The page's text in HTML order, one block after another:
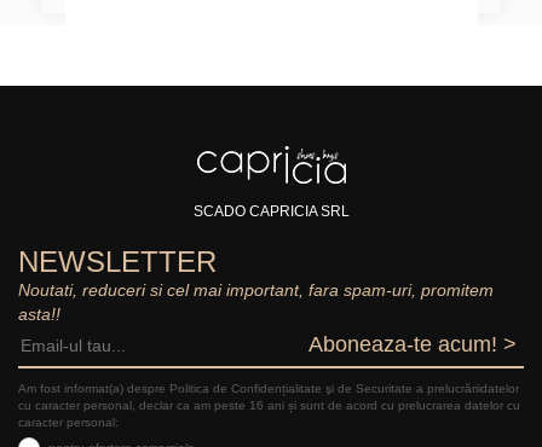
SCADO CAPRICIA SRL
NEWSLETTER
Noutati, reduceri si cel mai important, fara spam-uri, promitem
asta!!
Aboneaza-te acum! >
Am fost informat(a) despre Politica de Confidențialitate şi de Securitate a prelucrăriidatelor
cu caracter personal, declar ca am peste 16 ani și sunt de acord cu prelucrarea datelor cu
caracter personal: